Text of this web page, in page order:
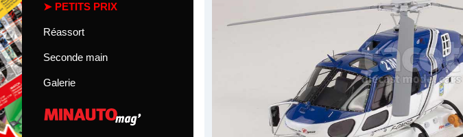
PETITS PRIX
Réassort
Seconde main
Galerie